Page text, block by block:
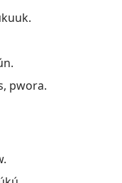
pwora.